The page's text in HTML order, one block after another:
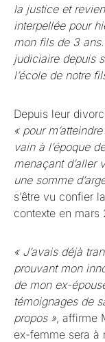
la justice et
interpellée pour
mon fils de 3
judiciaire depuis
l’école de notre
Depuis leur
« pour m’atteindre
vain à l’époque
menaçant d’aller
une somme
s’être vu confier
contexte en mars
« J’avais déjà
prouvant mon
de mon ex-
témoignages de
propos », affirme
ex-femme sera à